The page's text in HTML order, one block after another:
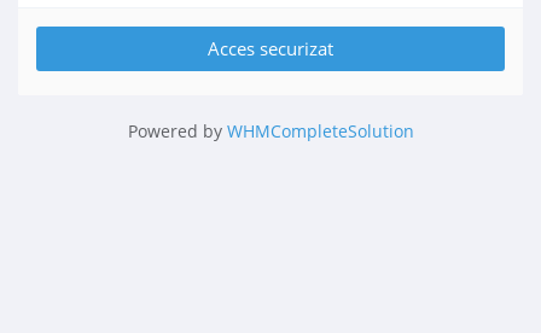
Powered by WHMCompleteSolution